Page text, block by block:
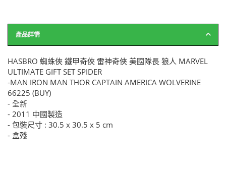
產品詳情
HASBRO 蜘蛛俠 鐵甲奇俠 雷神奇俠 美國隊長 狼人 MARVEL
ULTIMATE GIFT SET SPIDER
-MAN IRON MAN THOR CAPTAIN AMERICA WOLVERINE
66225 (BUY)
- 全新
- 2011 中國製造
- 包裝尺寸 : 30.5 x 30.5 x 5 cm
- 盒殘